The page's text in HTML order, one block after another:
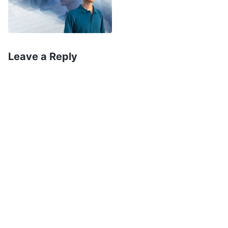
podia voltar para cuidar dela. Meu coração
estava cheio de dor e em um dilema, e eu nem
Leave a Reply